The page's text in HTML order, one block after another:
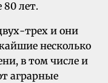
лет.
трех и они
несколько
в том числе и
аграрные